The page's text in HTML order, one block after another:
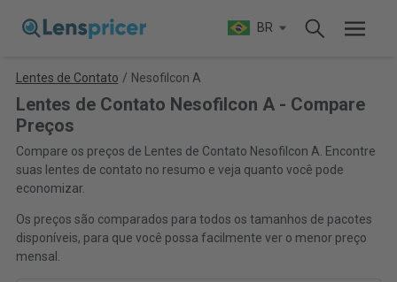
BR
Lentes de Contato / Nesofilcon A
Lentes de Contato Nesofilcon A - Compare
Preços
Compare os preços de Lentes de Contato Nesofilcon A. Encontre
suas lentes de contato no resumo e veja quanto você pode
economizar.
Os preços são comparados para todos os tamanhos de pacotes
disponíveis, para que você possa facilmente ver o menor preço
mensal.